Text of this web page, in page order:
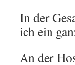
In der
ich ein
An der